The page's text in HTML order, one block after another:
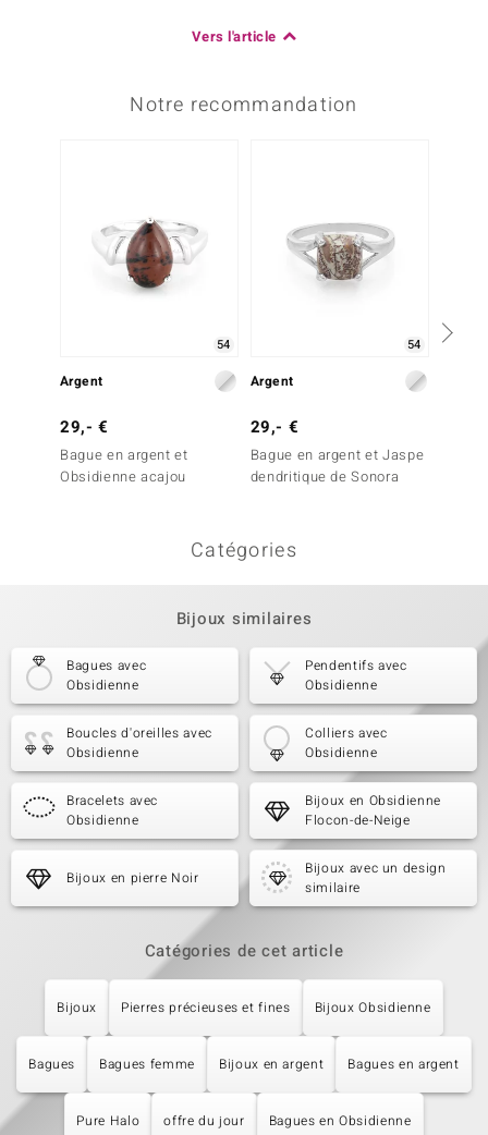
Vers l'article
Notre recommandation
54
Argent
29,- €
Bague en argent et
Obsidienne acajou
54
Argent
29,- €
Bague en argent et Jaspe
dendritique de Sonora
Catégories
Bijoux similaires
Bagues avec
Obsidienne
Pendentifs avec
Obsidienne
Boucles d'oreilles avec
Obsidienne
Colliers avec
Obsidienne
Bracelets avec
Obsidienne
Bijoux en Obsidienne
Flocon-de-Neige
Bijoux en pierre Noir
Bijoux avec un design
similaire
Catégories de cet article
Bijoux Pierres précieuses et fines Bijoux Obsidienne
Bagues Bagues femme Bijoux en argent Bagues en argent
Pure Halo offre du jour Bagues en Obsidienne